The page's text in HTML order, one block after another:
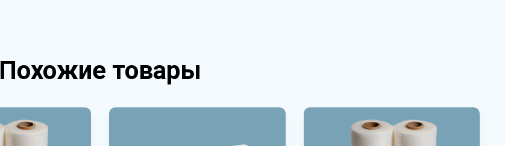
Похожие товары